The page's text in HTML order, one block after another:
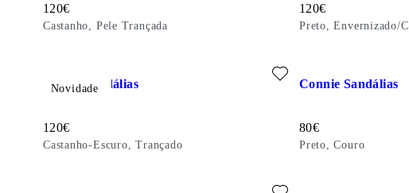
Preço:
120€
Castanho, Pele Trançada
Preço:
120€
Preto, Envernizado/
Danya Sandálias
Novidade
Preço:
120€
Castanho-Escuro, Trançado
Adicionar favorito: DANYA SANDÁLIAS (Castanho-Escuro, Trançado)
Connie Sandálias
Preço:
80€
Preto, Couro
Adicionar favorito:
Adicionar favorito: COURTNEY SANDÁLIAS (Preto, Couro)
Adicionar favorito: